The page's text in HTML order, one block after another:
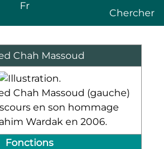
Fr
Chercher
Chah Massoud
Chah Massoud (gauche)
en son hommage
Wardak en 2006.
Fonctions